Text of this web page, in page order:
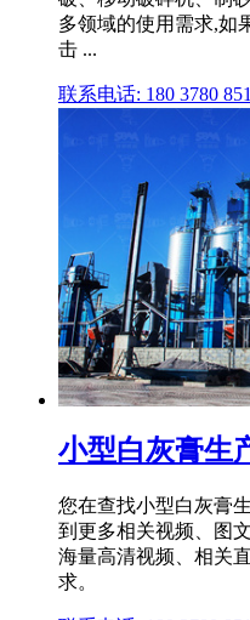
多领域的使用需求,如
击 ...
联系电话: 180 3780
小型白灰膏生
您在查找小型白灰膏
到更多相关视频、图
海量高清视频、相关
求。